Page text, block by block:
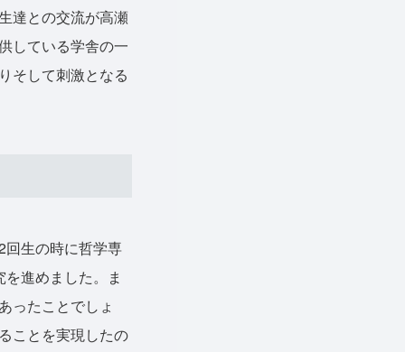
達との交流が高瀬
している学舎の一
そして刺激となる
生の時に哲学専
進めました。ま
ったことでしょ
ことを実現したの